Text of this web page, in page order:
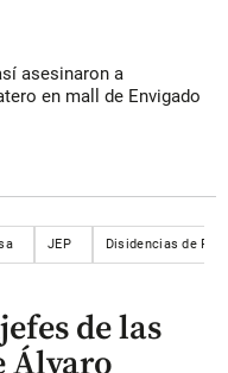
asesinaron a
en mall de Envigado
JEP Disidencias de Farc
de las
Álvaro